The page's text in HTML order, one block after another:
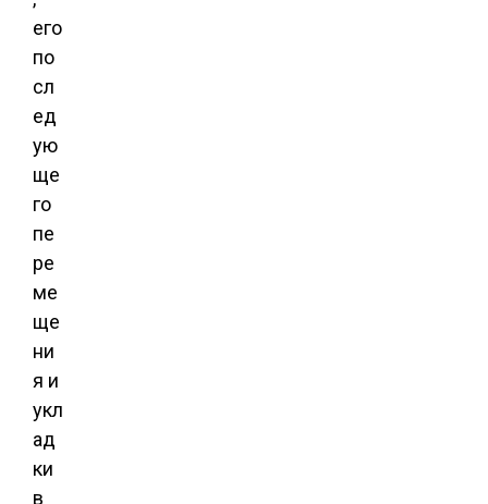
его
по
сл
ед
ую
ще
го
пе
ре
ме
ще
ни
я и
укл
ад
ки
в